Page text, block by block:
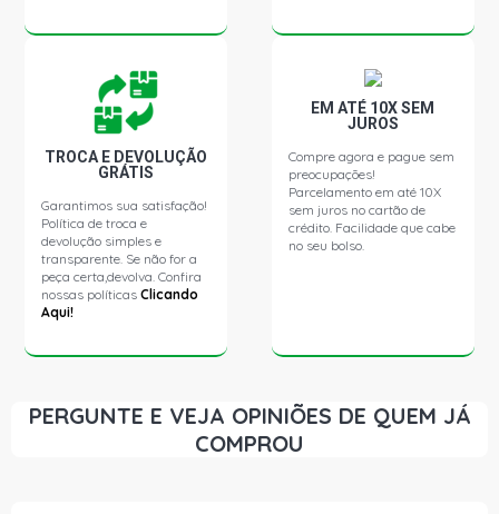
BLAZER STD SUV 2.5 8V 4A MAXION DIESEL (1995 -
BLAZER DLX SUV 2.8 8V MWM 4.07TCA DIESEL (2000 -
BLAZER EXECUTIVE SUV 2.8 8V MWM 4.07TCA DIESEL
(2004 - 2010)
BLAZER COLINA SUV 2.8 8V MWM 4.07TCE DIESEL (2005
BLAZER EXECUTIVE SUV 4.3 12V V6 GASOLINA (1997 -
TROCA E DEVOLUÇÃO
GRÁTIS
Garantimos sua satisfação!
Política de troca e
devolução simples e
transparente. Se não for a
peça certa,devolva. Confira
nossas políticasClicando
Aqui!
EM ATÉ 10X SEM
JUROS
Compre agora e pague sem
preocupações!
Parcelamento em até 10X
sem juros no cartão de
crédito. Facilidade que cabe
no seu bolso.
PERGUNTE E VEJA OPINIÕES DE QUEM JÁ
COMPROU